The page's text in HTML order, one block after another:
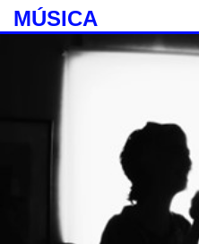
MÚSICA